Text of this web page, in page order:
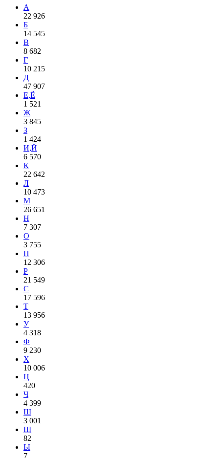
А
22 926
Б
14 545
В
8 682
Г
10 215
Д
47 907
Е,Ё
1 521
Ж
3 845
З
1 424
И,Й
6 570
К
22 642
Л
10 473
М
26 651
Н
7 307
О
3 755
П
12 306
Р
21 549
С
17 596
Т
13 956
У
4 318
Ф
9 230
Х
10 006
Ц
420
Ч
4 399
Ш
3 001
Щ
82
Ы
7